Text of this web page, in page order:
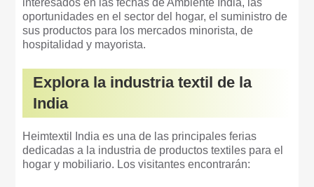
interesados en las fechas de Ambiente India, las
oportunidades en el sector del hogar, el suministro de
sus productos para los mercados minorista, de
hospitalidad y mayorista.
Explora la industria textil de la
India
Heimtextil India es una de las principales ferias
dedicadas a la industria de productos textiles para el
hogar y mobiliario. Los visitantes encontrarán: